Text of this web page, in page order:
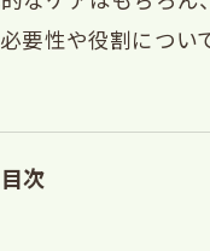
性や役割につい
目次